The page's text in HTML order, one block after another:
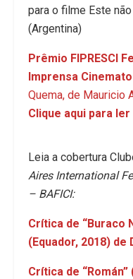
para o filme Este
(Argentina)
Prêmio FIPRESCI
Imprensa
Quema, de Mauricio
Clique aqui para
Leia a cobertura
Aires International
– BAFICI:
Crítica de “Buraco
(Equador, 2018) de
Crítica de